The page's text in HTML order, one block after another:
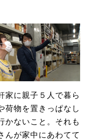
家に親子５人で暮ら
荷物を置きっぱなし
かないこと。それも
んが家中にあわてて